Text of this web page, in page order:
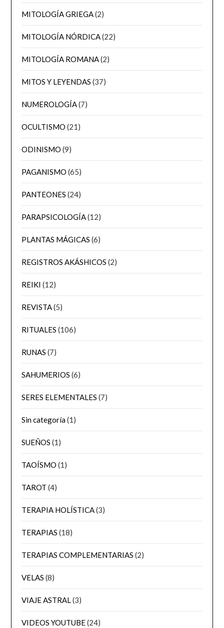
MITOLOGÍA GRIEGA(2)
MITOLOGÍA NÓRDICA(22)
MITOLOGÍA ROMANA(2)
MITOS Y LEYENDAS (37)
NUMEROLOGÍA(7)
OCULTISMO (21)
ODINISMO (9)
PAGANISMO (65)
PANTEONES (24)
PARAPSICOLOGÍA(12)
PLANTAS MÁGICAS (6)
REGISTROS AKÁSHICOS (2)
REIKI (12)
REVISTA(5)
RITUALES (106)
RUNAS (7)
SAHUMERIOS (6)
SERES ELEMENTALES (7)
Sin categoría(1)
SUEÑOS (1)
TAOÍSMO (1)
TAROT (4)
TERAPIA HOLÍSTICA(3)
TERAPIAS (18)
TERAPIAS COMPLEMENTARIAS (2)
VELAS (8)
VIAJE ASTRAL(3)
VIDEOS YOUTUBE(24)